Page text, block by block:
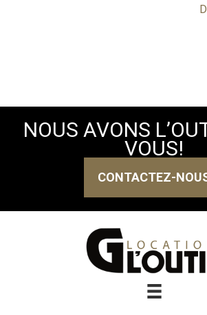
NOUS AVONS
VOUS!
CONTACTEZ-